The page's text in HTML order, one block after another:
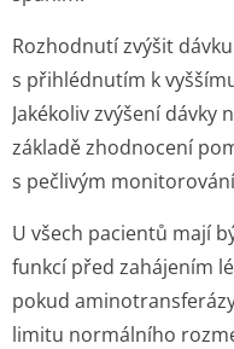
Rozhodnutí zvýšit
s přihlédnutím k
Jakékoliv zvýšení dávky
základě zhodnocení
s pečlivým
U všech pacientů mají
funkcí před zahájením
pokud
limitu normálního